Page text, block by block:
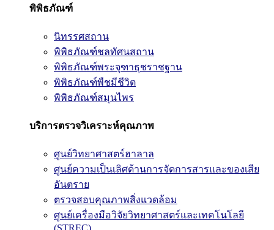
พิพิธภัณฑ์
นิทรรศสถาน
พิพิธภัณฑ์ชลทัศนสถาน
พิพิธภัณฑ์พระจุฑาธุชราชฐาน
พิพิธภัณฑ์พืชมีชีวิต
พิพิธภัณฑ์สมุนไพร
บริการตรวจวิเคราะห์คุณภาพ
ศูนย์วิทยาศาสตร์ฮาลาล
ศูนย์ความเป็นเลิศด้านการจัดการสารและของเสีย
อันตราย
ตรวจสอบคุณภาพสิ่งแวดล้อม
ศูนย์เครื่องมือวิจัยวิทยาศาสตร์และเทคโนโลยี